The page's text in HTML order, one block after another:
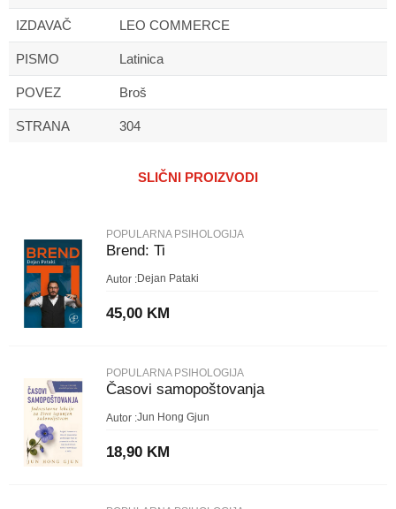
IZDAVAČ LEO COMMERCE
PISMO Latinica
POVEZ Broš
STRANA 304
Poruka
POŠALJI
SLIČNI PROIZVODI
POPULARNA PSIHOLOGIJA
Brend: Ti
Autor :Dejan Pataki
45,00 KM
POPULARNA PSIHOLOGIJA
Časovi samopoštovanja
Autor :Jun Hong Gjun
18,90 KM